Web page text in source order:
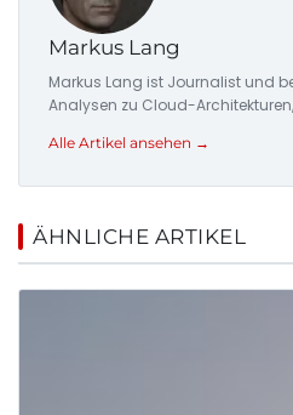
Markus Lang
Markus Lang ist Journalist und
Analysen zu Cloud-
Alle Artikel ansehen →
ÄHNLICHE ARTIKEL